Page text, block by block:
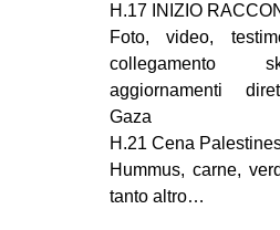
H.17 INIZIO
Foto, video,
collegamento
aggiornamenti
Gaza
H.21 Cena
Hummus, carne,
tanto altro…